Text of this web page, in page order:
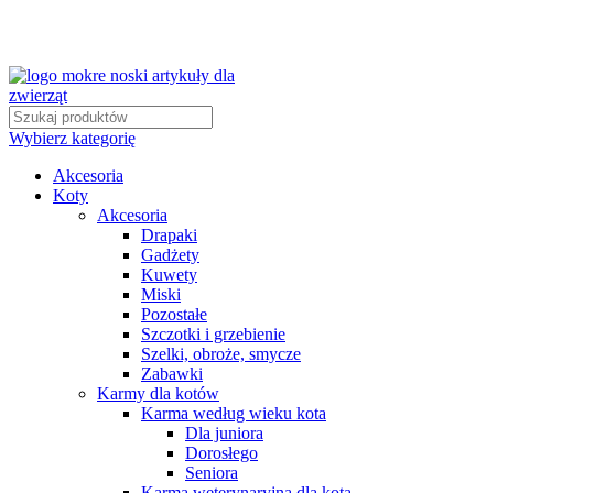
Wybierz kategorię
Akcesoria
Koty
Akcesoria
Drapaki
Gadżety
Kuwety
Miski
Pozostałe
Szczotki i grzebienie
Szelki, obroże, smycze
Zabawki
Karmy dla kotów
Karma według wieku kota
Dla juniora
Dorosłego
Seniora